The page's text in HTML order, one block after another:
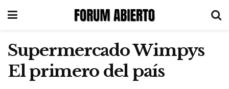
Supermercado Wimpys
El primero del país